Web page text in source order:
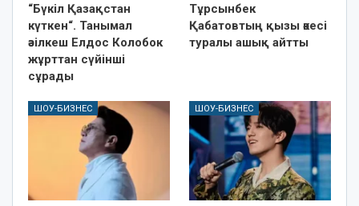
“Бүкіл Қазақстан
күткен“. Танымал
әзілкеш Елдос Колобок
жұрттан сүйінші
сұрады
Тұрсынбек
Қабатовтың қызы әкесі
туралы ашық айтты
ШОУ-БИЗНЕС ШОУ-БИЗНЕС